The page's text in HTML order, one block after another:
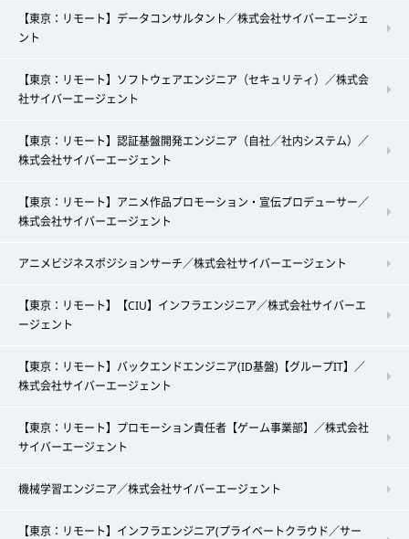
【東京：リモート】データコンサルタント／株式会社サイバーエージェ
ント
【東京：リモート】ソフトウェアエンジニア（セキュリティ）／株式会
社サイバーエージェント
【東京：リモート】認証基盤開発エンジニア（自社／社内システム）／
株式会社サイバーエージェント
【東京：リモート】アニメ作品プロモーション・宣伝プロデューサー／
株式会社サイバーエージェント
アニメビジネスポジションサーチ／株式会社サイバーエージェント
【東京：リモート】【CIU】インフラエンジニア／株式会社サイバーエ
ージェント
【東京：リモート】バックエンドエンジニア(ID基盤)【グループIT】／
株式会社サイバーエージェント
【東京：リモート】プロモーション責任者【ゲーム事業部】／株式会社
サイバーエージェント
機械学習エンジニア／株式会社サイバーエージェント
【東京：リモート】インフラエンジニア(プライベートクラウド／サー